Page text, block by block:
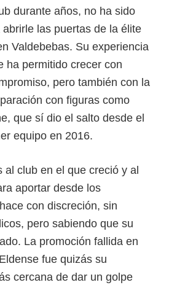
durante años, no ha sido
las puertas de la élite
Valdebebas. Su experiencia
ha permitido crecer con
pero también con la
con figuras como
que sí dio el salto desde el
equipo en 2016.
al club en el que creció y al
aportar desde los
con discreción, sin
pero sabiendo que su
La promoción fallida en
fue quizás su
cercana de dar un golpe